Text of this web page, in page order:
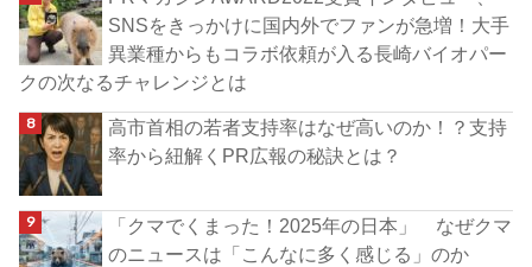
SNSをきっかけに国内外でファンが急増！大手
異業種からもコラボ依頼が入る長崎バイオパー
クの次なるチャレンジとは
高市首相の若者支持率はなぜ高いのか！？支持
率から紐解くPR広報の秘訣とは？
「クマでくまった！2025年の日本」 なぜクマ
のニュースは「こんなに多く感じる」のか